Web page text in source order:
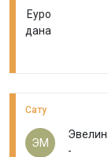
Еуро
дана
Сату
ЭМ
-